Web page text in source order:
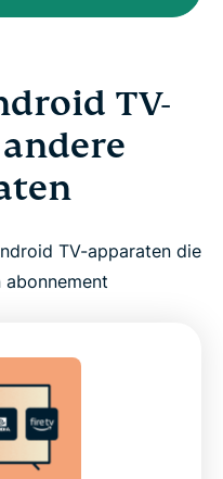
TV-
TV-apparaten die